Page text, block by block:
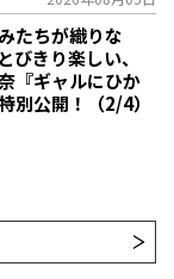
たちが織りな
びきり楽しい、
『ギャルにひか
別公開！（2/4）